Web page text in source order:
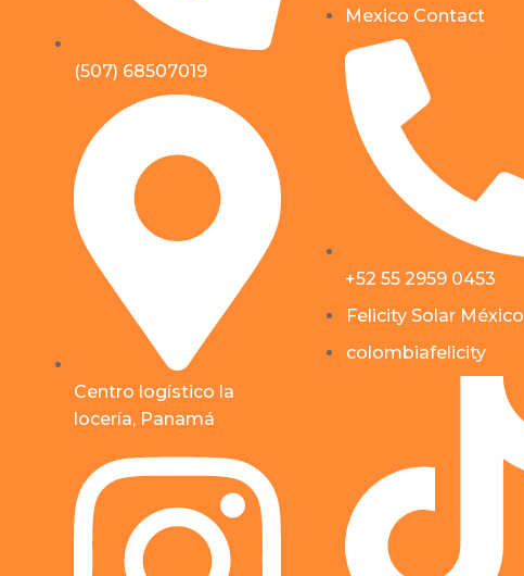
(507) 68507019
Centro logístico la
locería, Panamá
Mexico Contact
+52 55 2959 0453
Felicity Solar México
colombiafelicity